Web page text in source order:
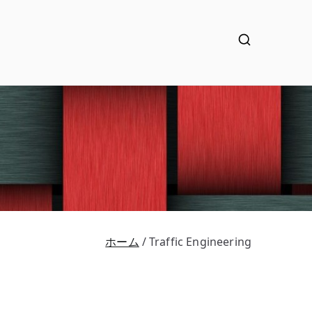
ホーム Traffic Engineering